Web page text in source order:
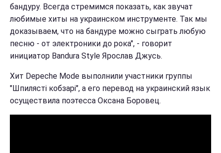
бандуру. Всегда стремимся показать, как звучат
любимые хиты на украинском инструменте. Так мы
доказываем, что на бандуре можно сыграть любую
песню - от электроники до рока", - говорит
инициатор Bandura Style Ярослав Джусь.
Хит Depeche Mode выполнили участники группы
"Шпилясті кобзарі", а его перевод на украинский язык
осуществила поэтесса Оксана Боровец.